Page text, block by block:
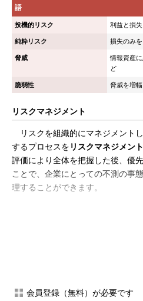
語
投機的リスク
利益と損
純粋リスク
損失のみ
脅威
情報資産
ど
脆弱性
脅威を増
リスクマネジメント
リスクを組織的にマネジメント
するプロセスを リスクマネジメント
評価により全体を把握した後、優
ことで、企業にとっての不測の事
理することができます。
＜1＞
分析対象
会員登録（無料）が必要です